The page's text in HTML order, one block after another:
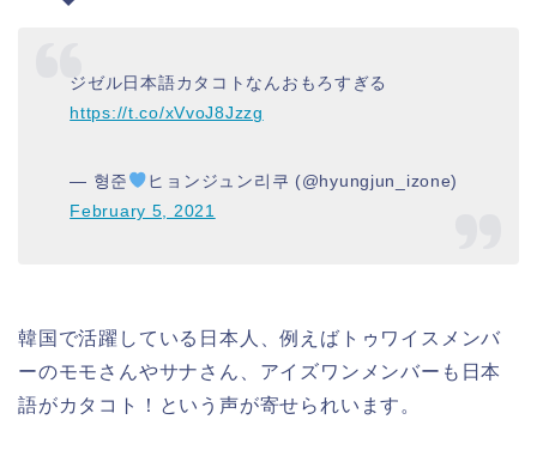
ジゼル日本語カタコトなんおもろすぎる
https://t.co/xVvoJ8Jzzg
— 형준
ヒョンジュン리쿠 (@hyungjun_izone)
February 5, 2021
韓国で活躍している日本人、例えばトゥワイスメンバ
ーのモモさんやサナさん、アイズワンメンバーも日本
語がカタコト！という声が寄せられいます。